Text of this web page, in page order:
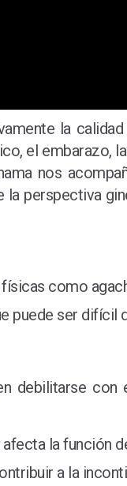
la
el embarazo,
nos
la perspectiva
como
puede ser difícil
debilitarse
la función
a la